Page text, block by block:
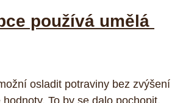
používá umělá
osladit potraviny bez zvýšení